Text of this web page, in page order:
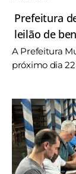
Prefeitura
leilão de
A Prefeitura
próximo dia